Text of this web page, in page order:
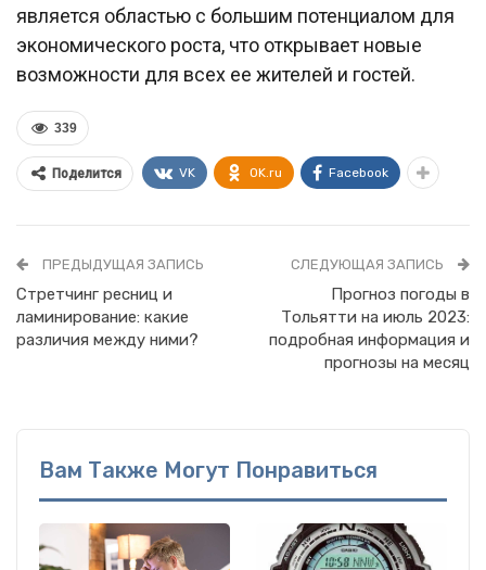
является областью с большим потенциалом для
экономического роста, что открывает новые
возможности для всех ее жителей и гостей.
339
Поделится VK OK.ru Facebook
ПРЕДЫДУЩАЯ ЗАПИСЬ
Стретчинг ресниц и
ламинирование: какие
различия между ними?
СЛЕДУЮЩАЯ ЗАПИСЬ
Прогноз погоды в
Тольятти на июль 2023:
подробная информация и
прогнозы на месяц
Вам Также Могут Понравиться